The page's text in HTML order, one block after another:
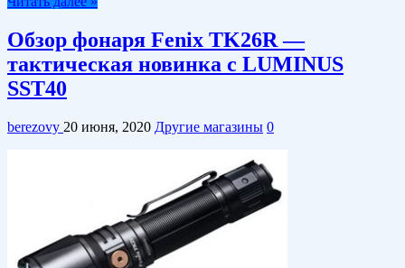
Обзор фонаря Fenix TK26R —
тактическая новинка с LUMINUS
SST40
berezovy 20 июня, 2020 Другие магазины 0